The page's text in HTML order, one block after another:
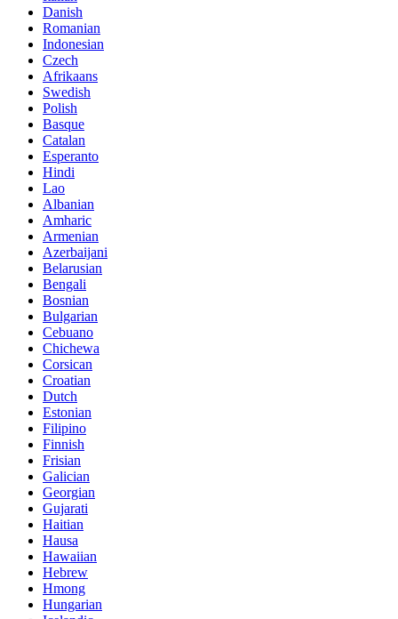
Danish
Romanian
Indonesian
Czech
Afrikaans
Swedish
Polish
Basque
Catalan
Esperanto
Hindi
Lao
Albanian
Amharic
Armenian
Azerbaijani
Belarusian
Bengali
Bosnian
Bulgarian
Cebuano
Chichewa
Corsican
Croatian
Dutch
Estonian
Filipino
Finnish
Frisian
Galician
Georgian
Gujarati
Haitian
Hausa
Hawaiian
Hebrew
Hmong
Hungarian